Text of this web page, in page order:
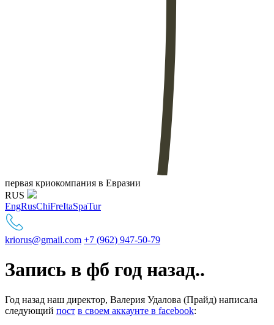
первая криокомпания в Евразии
RUS
EngRusChiFreItaSpaTur
kriorus@gmail.com +7 (962) 947-50-79
Запись в фб год назад..
Год назад наш директор, Валерия Удалова (Прайд) написала
следующий пост в своем аккаунте в facebook: